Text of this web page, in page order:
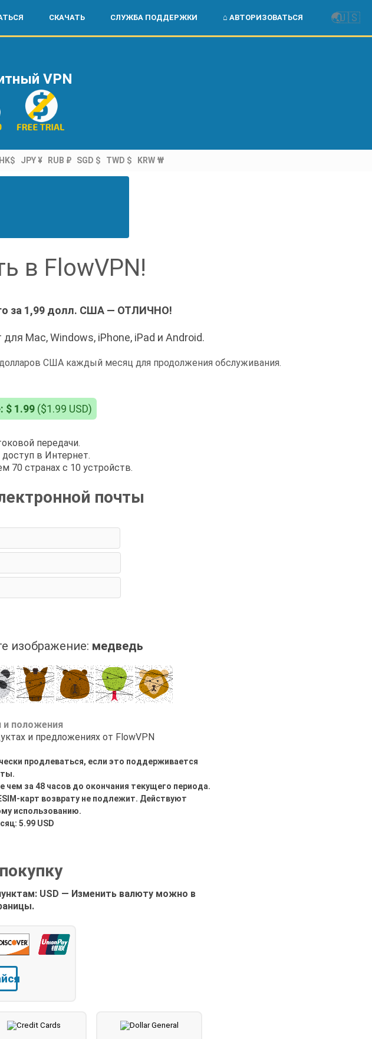
🌏🇺🇸
СКАЧАТЬ СЛУЖБА ПОДДЕРЖКИ ⌂ АВТОРИЗОВАТЬСЯ
VPN
HK$ JPY ¥ RUB ₽ SGD $ TWD $ KRW ₩
в FlowVPN!
за 1,99 долл. США — ОТЛИЧНО!
Mac, Windows, iPhone, iPad и Android.
США каждый месяц для продолжения обслуживания.
$ 1.99 ($1.99 USD)
передачи.
в Интернет.
70 странах с 10 устройств.
почты
изображение: медведь
и положения
и предложениях от FlowVPN
продлеваться, если это поддерживается
чем за 48 часов до окончания текущего периода.
карт возврату не подлежит. Действуют
использованию.
5.99 USD
USD — Изменить валюту можно в